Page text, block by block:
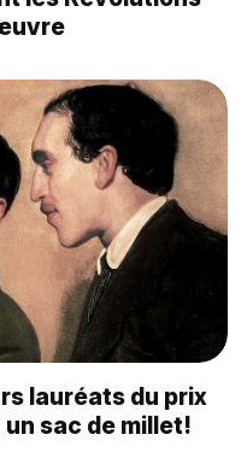
lauréats du prix
sac de millet!